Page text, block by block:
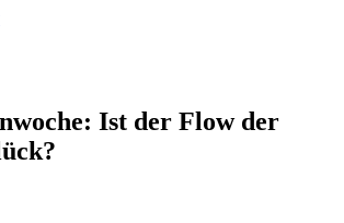
Ist der Flow der